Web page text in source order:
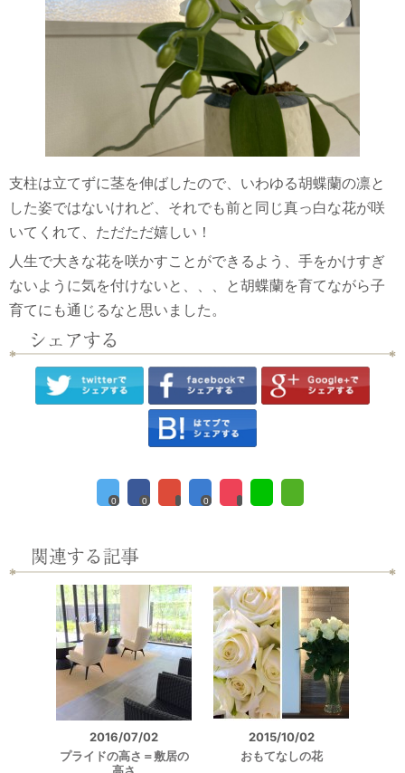
支柱は立てずに茎を伸ばしたので、いわゆる胡蝶蘭の凛と
した姿ではないけれど、それでも前と同じ真っ白な花が咲
いてくれて、ただただ嬉しい！
人生で大きな花を咲かすことができるよう、手をかけすぎ
ないように気を付けないと、、、と胡蝶蘭を育てながら子
育てにも通じるなと思いました。
0 0 0
2016/07/02
プライドの高さ＝敷居の
高さ
2015/10/02
おもてなしの花